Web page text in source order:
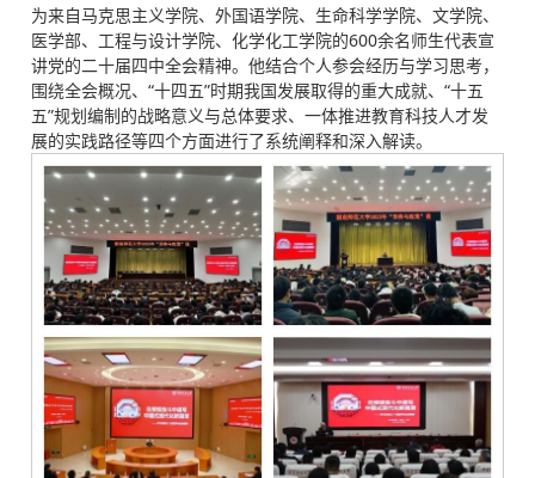
为来自马克思主义学院、外国语学院、生命科学学院、文学院、
医学部、工程与设计学院、化学化工学院的600余名师生代表宣
讲党的二十届四中全会精神。他结合个人参会经历与学习思考，
围绕全会概况、“十四五”时期我国发展取得的重大成就、“十五
五”规划编制的战略意义与总体要求、一体推进教育科技人才发
展的实践路径等四个方面进行了系统阐释和深入解读。